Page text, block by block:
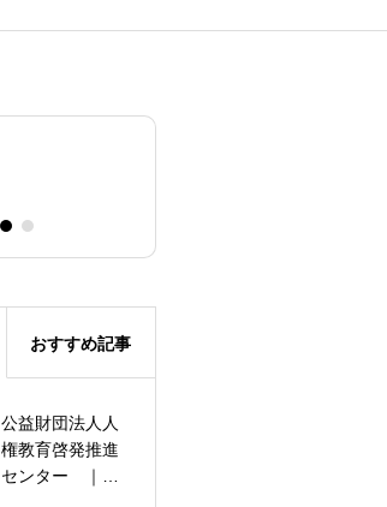
おすすめ記事
公益財団法人人
権教育啓発推進
センター ｜
株式会社ファミ
リーマート